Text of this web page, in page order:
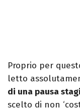
Proprio per
letto
di una pausa
scelto di non